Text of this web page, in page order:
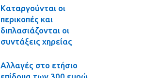
Καταργούνται οι
περικοπές και
διπλασιάζονται οι
συντάξεις χηρείας
Αλλαγές στο ετήσιο